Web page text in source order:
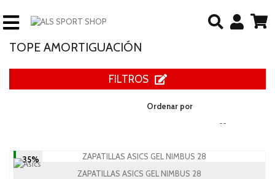
TOPE AMORTIGUACIÓN
FILTROS
Ordenar por
--
-35%
ZAPATILLAS ASICS GEL NIMBUS 28